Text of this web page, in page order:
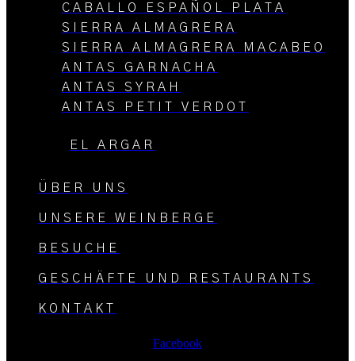
CABALLO ESPAÑOL PLATA
SIERRA ALMAGRERA
SIERRA ALMAGRERA MACABEO
ANTAS GARNACHA
ANTAS SYRAH
ANTAS PETIT VERDOT
EL ARGAR
ÜBER UNS
UNSERE WEINBERGE
BESUCHE
GESCHÄFTE UND RESTAURANTS
KONTAKT
Facebook